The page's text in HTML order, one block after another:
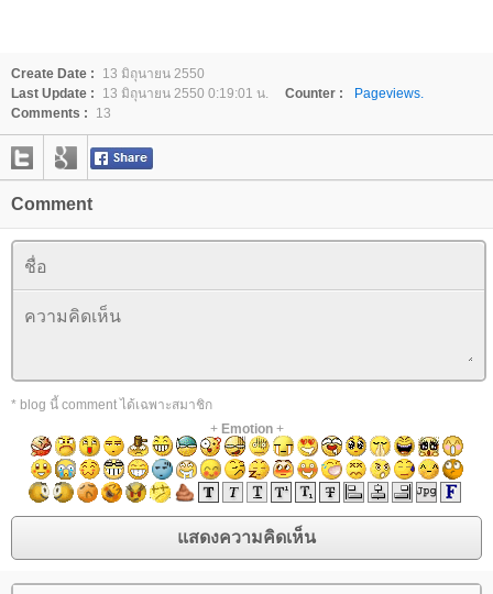
Create Date :
13 มิถุนายน 2550
Last Update :
13 มิถุนายน 2550 0:19:01 น. Counter :
Pageviews.
Comments :
13
Comment
* blog นี้ comment ได้เฉพาะสมาชิก
+ Emotion+